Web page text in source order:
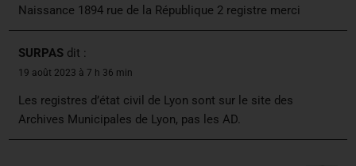
Naissance 1894 rue de la République 2 registre merci
SURPAS dit :
19 août 2023 à 7 h 36 min
Les registres d’état civil de Lyon sont sur le site des
Archives Municipales de Lyon, pas les AD.